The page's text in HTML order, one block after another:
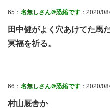
65： 名無しさん＠恐縮です ：2020/
田中健がよく穴あけてた馬だ
冥福を祈る。
66： 名無しさん＠恐縮です ：2020/
村山厩舎か